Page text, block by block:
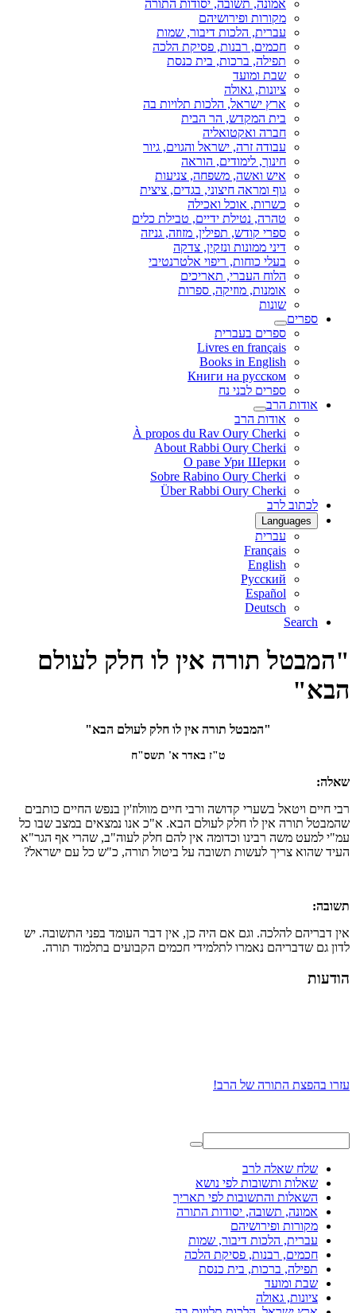
אמונה, תשובה, יסודות התורה
מקורות ופירושיהם
עברית, הלכות דיבור, שמות
חכמים, רבנות, פסיקת הלכה
תפילה, ברכות, בית כנסת
שבת ומועד
ציונות, גאולה
ארץ ישראל, הלכות תלויות בה
בית המקדש, הר הבית
חברה ואקטואליה
עבודה זרה, ישראל והגוים, גיור
חינוך, לימודים, הוראה
איש ואשה, משפחה, צניעות
גוף ומראה חיצוני, בגדים, ציצית
כשרות, אוכל ואכילה
טהרה, נטילת ידיים, טבילת כלים
ספרי קודש, תפילין, מזוזה, גניזה
דיני ממונות ונזקין, צדקה
בעלי כוחות, ריפוי אלטרנטיבי
הלוח העברי, תאריכים
אומנות, מוזיקה, ספרות
שונות
ספרים
ספרים בעברית
Livres en français
Books in English
Книги на русском
ספרים לבני נח
אודות הרב
אודות הרב
À propos du Rav Oury Cherki
About Rabbi Oury Cherki
О раве Ури Шерки
Sobre Rabino Oury Cherki
Über Rabbi Oury Cherki
לכתוב לרב
Languages
עברית
Français
English
Русский
Español
Deutsch
Search
"המבטל תורה אין לו חלק לעולם
הבא"
"המבטל תורה אין לו חלק לעולם הבא"
ט"ז באדר א' תשס"ח
שאלה:
רבי חיים ויטאל בשערי קדושה ורבי חיים מוולוז'ין בנפש החיים כותבים
שהמבטל תורה אין לו חלק לעולם הבא. א"כ אנו נמצאים במצב שבו כל
עמ"י למעט משה רבינו וכדומה אין להם חלק לעוה"ב, שהרי אף הגר"א
העיד שהוא צריך לעשות תשובה על ביטול תורה, כ"ש כל עם ישראל?
תשובה:
אין דבריהם להלכה. וגם אם היה כן, אין דבר העומד בפני התשובה. יש
לדון גם שדבריהם נאמרו לתלמידי חכמים הקבועים בתלמוד תורה.
הודעות
עזרו בהפצת התורה של הרב!
שלח שאלה לרב
שאלות ותשובות לפי נושא
השאלות והתשובות לפי תאריך
אמונה, תשובה, יסודות התורה
מקורות ופירושיהם
עברית, הלכות דיבור, שמות
חכמים, רבנות, פסיקת הלכה
תפילה, ברכות, בית כנסת
שבת ומועד
ציונות, גאולה